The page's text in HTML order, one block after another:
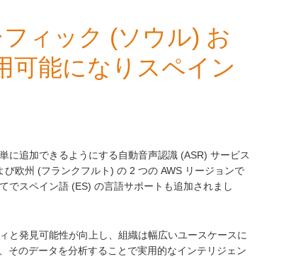
ィック (ソウル) お
可能になりスペイン
に追加できるようにする自動音声認識 (ASR) サービス
欧州 (フランクフルト) の 2 つの AWS リージョンで
でスペイン語 (ES) の言語サポートも追加されまし
と発見可能性が向上し、組織は幅広いユースケースに
そのデータを分析することで実用的なインテリジェン